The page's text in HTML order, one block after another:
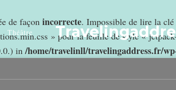
de façon incorrecte. Impossible de lire la
» pour la feuille de style «
in/home/travelinll/travelingaddress.fr/
Théâtre